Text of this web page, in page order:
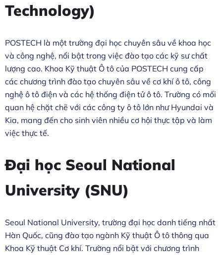
Technology)
POSTECH là một trường đại học chuyên sâu về khoa học
và công nghệ, nổi bật trong việc đào tạo các kỹ sư chất
lượng cao. Khoa Kỹ thuật Ô tô của POSTECH cung cấp
các chương trình đào tạo chuyên sâu về cơ khí ô tô, công
nghệ ô tô điện và các hệ thống điện tử ô tô. Trường có mối
quan hệ chặt chẽ với các công ty ô tô lớn như Hyundai và
Kia, mang đến cho sinh viên nhiều cơ hội thực tập và làm
việc thực tế.
Đại học Seoul National
University (SNU)
Seoul National University, trường đại học danh tiếng nhất
Hàn Quốc, cũng đào tạo ngành Kỹ thuật Ô tô thông qua
Khoa Kỹ thuật Cơ khí. Trường nổi bật với chương trình